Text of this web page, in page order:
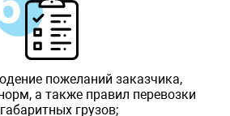
пожеланий заказчика,
а также правил перевозки
грузов;